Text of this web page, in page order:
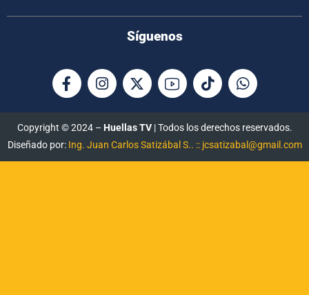
Síguenos
Copyright © 2024 – Huellas TV| Todos los derechos reservados.
Diseñado por: Ing. Juan Carlos Satizábal S.. :: jcsatizabal@gmail.com